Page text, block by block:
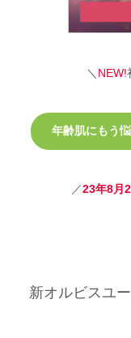
＼ NEW!
年齢肌にもう
／23年8月
新オルビスユ